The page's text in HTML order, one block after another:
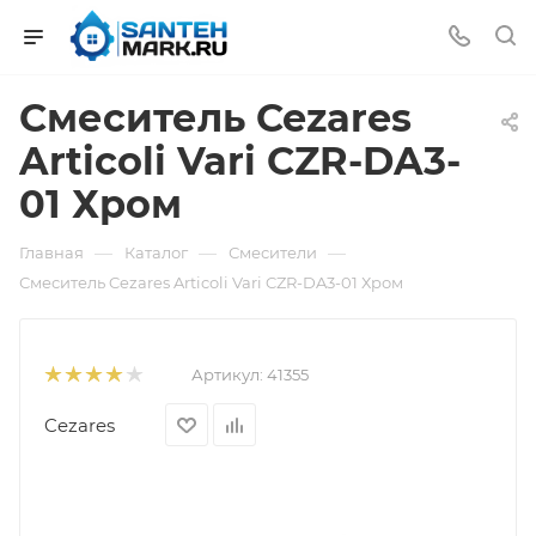
Смеситель Cezares
Articoli Vari CZR-DA3-
01 Хром
Главная — Каталог — Смесители —
Смеситель Cezares Articoli Vari CZR-DA3-01 Хром
Артикул: 41355
Cezares